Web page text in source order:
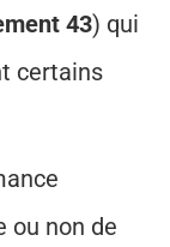
43) qui
certains
ou non de